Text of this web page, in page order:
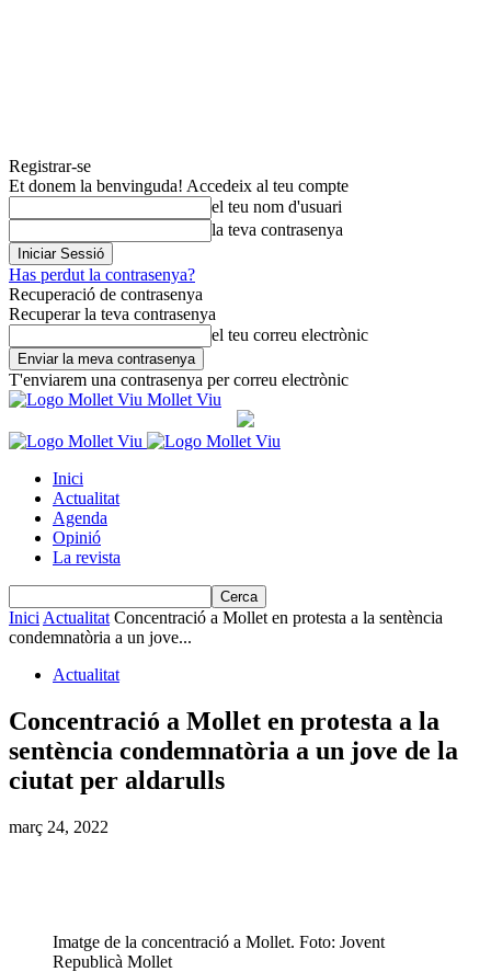
Registrar-se
Et donem la benvinguda! Accedeix al teu compte
el teu nom d'usuari
la teva contrasenya
Has perdut la contrasenya?
Recuperació de contrasenya
Recuperar la teva contrasenya
el teu correu electrònic
T'enviarem una contrasenya per correu electrònic
Mollet Viu
Inici
Actualitat
Agenda
Opinió
La revista
Inici Actualitat Concentració a Mollet en protesta a la sentència
condemnatòria a un jove...
Actualitat
Concentració a Mollet en protesta a la
sentència condemnatòria a un jove de la
ciutat per aldarulls
març 24, 2022
Imatge de la concentració a Mollet. Foto: Jovent
Republicà Mollet